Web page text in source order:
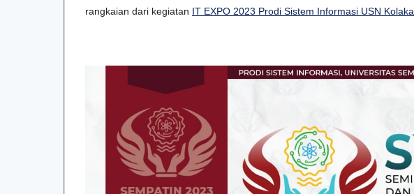
rangkaian dari kegiatan IT EXPO 2023 Prodi Sistem Informasi USN Kolaka